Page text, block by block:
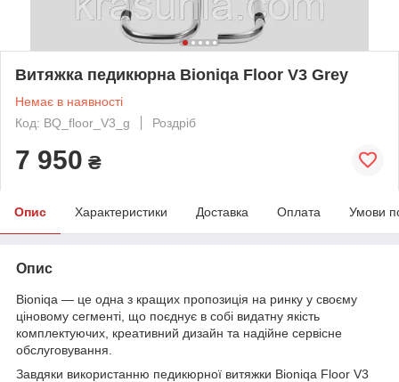
Витяжка педикюрна Bioniqa Floor V3 Grey
Немає в наявності
Код: BQ_floor_V3_g
Роздріб
7 950 ₴
Опис Характеристики Доставка Оплата Умови
Опис
Bioniqa — це одна з кращих пропозиція на ринку у своєму
ціновому сегменті, що поєднує в собі видатну якість
комплектуючих, креативний дизайн та надійне сервісне
обслуговування.
Завдяки використанню педикюрної витяжки Bioniqa Floor V3